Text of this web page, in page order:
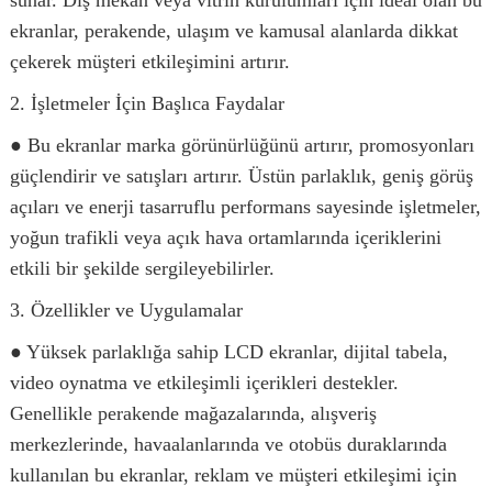
ekranlar, perakende, ulaşım ve kamusal alanlarda dikkat
çekerek müşteri etkileşimini artırır.
2. İşletmeler İçin Başlıca Faydalar
● Bu ekranlar marka görünürlüğünü artırır, promosyonları
güçlendirir ve satışları artırır. Üstün parlaklık, geniş görüş
açıları ve enerji tasarruflu performans sayesinde işletmeler,
yoğun trafikli veya açık hava ortamlarında içeriklerini
etkili bir şekilde sergileyebilirler.
3. Özellikler ve Uygulamalar
● Yüksek parlaklığa sahip LCD ekranlar, dijital tabela,
video oynatma ve etkileşimli içerikleri destekler.
Genellikle perakende mağazalarında, alışveriş
merkezlerinde, havaalanlarında ve otobüs duraklarında
kullanılan bu ekranlar, reklam ve müşteri etkileşimi için